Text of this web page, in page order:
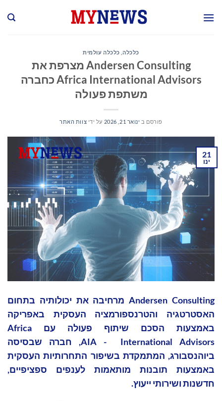
כלכלה, כלכלה עולמית
Andersen Consulting מצרפת את
Africa International Advisors כחברה
משתפת פעולה
פורסם ב ינואר 21, 2026 על ידי צוות האתר
21
ינו
Andersen Consulting מרחיבה את יכולותיה בתחום
האסטרטגיה והטרנספורמציה העסקית באפריקה
באמצעות הסכם שיתוף פעולה עם Africa
International Advisors ‏ - AIA, חברה שבסיסה
ביוהנסבורג, המתמקדת בשיפור התחרותיות העסקית
באמצעות תובנות מותאמות לענפים ספציפיים,
חדשנות ושירותי ייעוץ.